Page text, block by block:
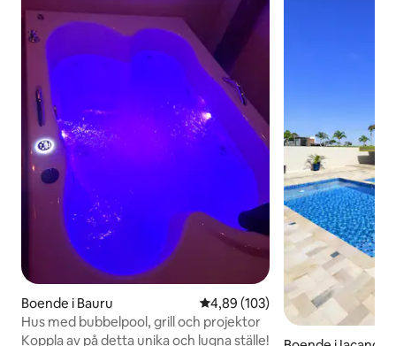
Boende i Bauru 4,89 av 5 i genomsnittligt
4,89 (103)
Hus med bubbelpool, grill och projektor
Koppla av på detta unika och lugna ställe!